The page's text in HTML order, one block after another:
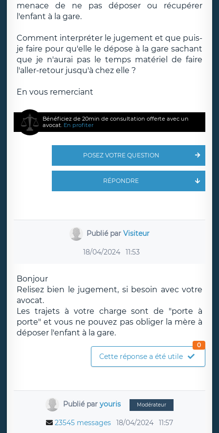
menace de ne pas déposer ou récupérer
l'enfant à la gare.
Comment interpréter le jugement et que puis-
je faire pour qu'elle le dépose à la gare sachant
que je n'aurai pas le temps matériel de faire
l'aller-retour jusqu'à chez elle ?
En vous remerciant
Bénéficiez de 20min de consultation offerte avec un
avocat. En profiter
POSEZ VOTRE QUESTION
RÉPONDRE
Publié parVisiteur
18/04/2024 11:53
Bonjour
Relisez bien le jugement, si besoin avec votre
avocat.
Les trajets à votre charge sont de "porte à
porte" et vous ne pouvez pas obliger la mère à
déposer l'enfant à la gare.
Cette réponse a été utile
0
Publié par youris Modérateur
23545 messages 18/04/2024 11:57